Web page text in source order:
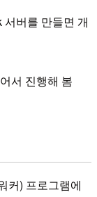
버를 만들면 개
서 진행해 봄
커) 프로그램에